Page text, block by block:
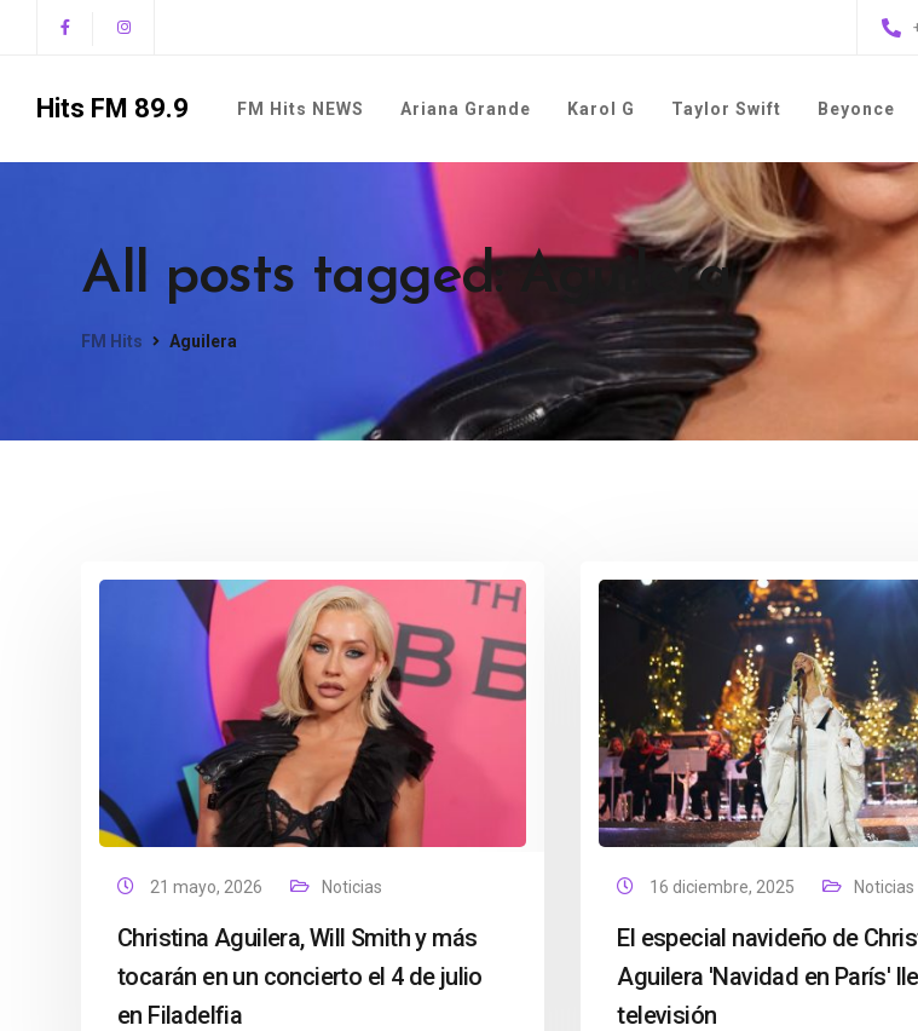
Hits FM 89.9 FM Hits NEWS Ariana Grande Karol G Taylor Swift Beyonce
All posts tagged: Aguilera
FM Hits Aguilera
21 mayo, 2026 Noticias
Christina Aguilera, Will Smith y más
tocarán en un concierto el 4 de julio
en Filadelfia
16 diciembre, 2025 Noticias
El especial navideño de
Aguilera 'Navidad en París'
televisión